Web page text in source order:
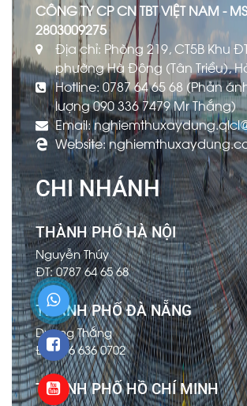
CÔNG TY CP CN TBT VIỆT NAM -
2803009275
Địa chỉ: Phòng 219, CT5B Khu
phường Hà Đông (Tân Triều),
Hotline: 0787 64 65 68 (Phản
lượng 090 336 7479 Mr Thắng)
Email:
Website:
CHI NHÁNH
THÀNH PHỐ HÀ NỘI
Nguyễn Thúy
ĐT: 0787 64 65 68
THÀNH PHỐ ĐÀ NẴNG
Dương Thắng
ĐT: 096 636 0702
THÀNH PHỐ HỒ CHÍ MINH